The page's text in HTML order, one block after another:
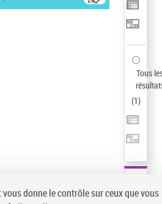
résultats/page
Tous
(1)
donne le contrôle sur ceux que vous